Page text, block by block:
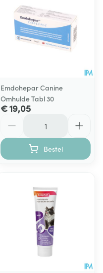
Emdohepar Canine
Omhulde Tabl 30
€ 19,05
Bestel